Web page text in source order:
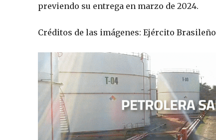
previendo su entrega en marzo de 2024.
Créditos de las imágenes: Ejército Brasileño